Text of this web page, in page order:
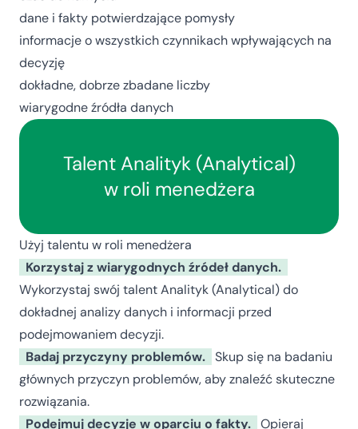
dane i fakty potwierdzające pomysły
informacje o wszystkich czynnikach wpływających na
decyzję
dokładne, dobrze zbadane liczby
wiarygodne źródła danych
Talent Analityk (Analytical)
w roli menedżera
Użyj talentu w roli menedżera
Korzystaj z wiarygodnych źródeł danych.
Wykorzystaj swój talent Analityk (Analytical) do
dokładnej analizy danych i informacji przed
podejmowaniem decyzji.
Badaj przyczyny problemów. Skup się na badaniu
głównych przyczyn problemów, aby znaleźć skuteczne
rozwiązania.
Podejmuj decyzje w oparciu o fakty. Opieraj